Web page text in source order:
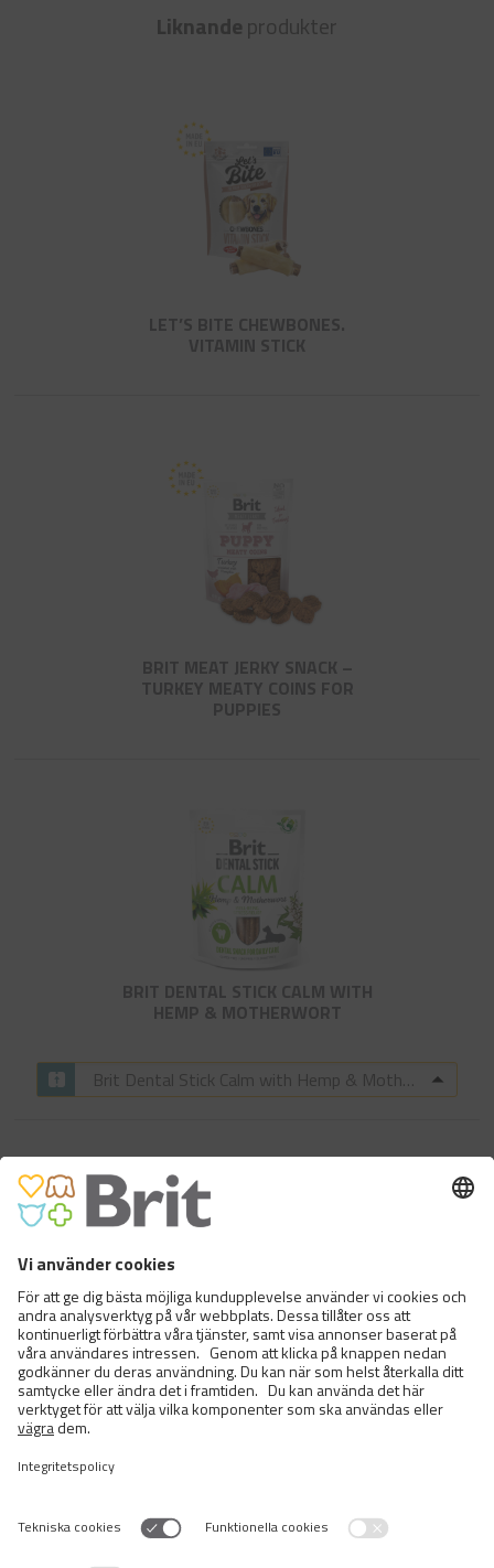
Liknandeprodukter
LET’S BITE CHEWBONES.
VITAMIN STICK
BRIT MEAT JERKY SNACK –
TURKEY MEATY COINS FOR
PUPPIES
BRIT DENTAL STICK CALM WITH
HEMP & MOTHERWORT​
Brit Dental Stick Calm with Hemp & Motherwort
LET’S BITE MEAT SNACKS.
TUNA BARS